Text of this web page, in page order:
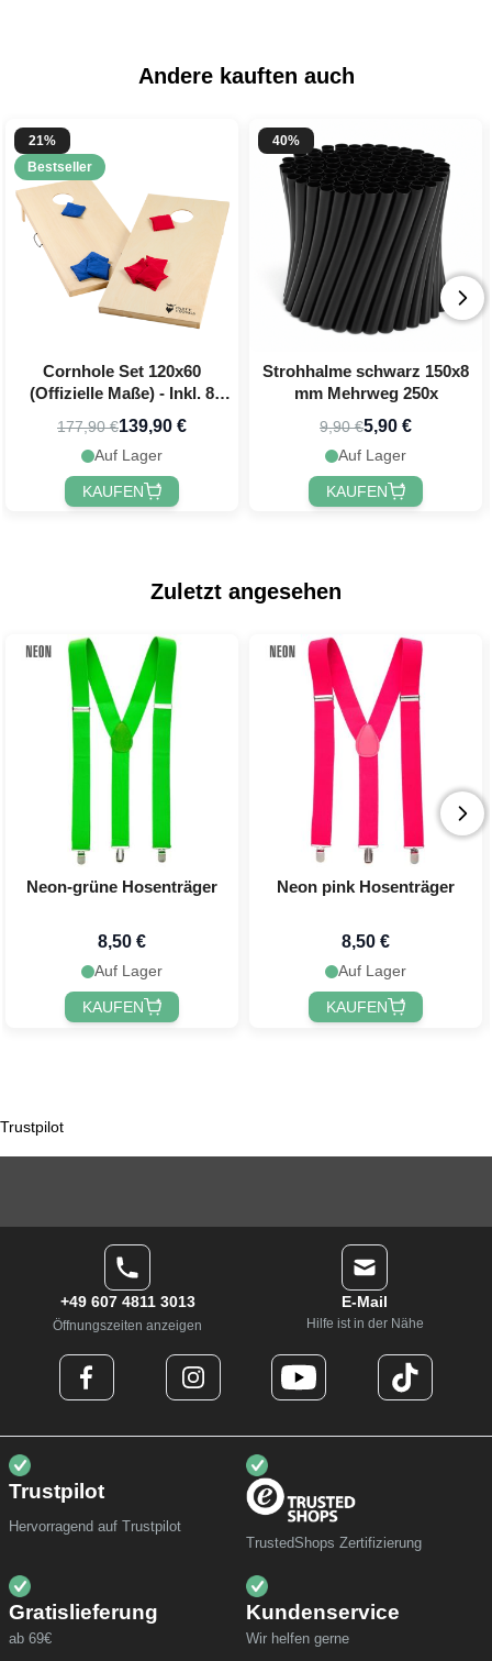
Andere kauften auch
21%
Bestseller
Cornhole Set 120x60
(Offizielle Maße) - Inkl. 8
Wurfbeutel PartyVikings
177,90 €139,90 €
Auf Lager
KAUFEN
40%
Strohhalme schwarz 150x8
mm Mehrweg 250x
9,90 €5,90 €
Auf Lager
KAUFEN
Zuletzt angesehen
Neon-grüne Hosenträger
8,50 €
Auf Lager
KAUFEN
Neon pink Hosenträger
8,50 €
Auf Lager
KAUFEN
Trustpilot
+49 607 4811 3013
Öffnungszeiten anzeigen
E-Mail
Hilfe ist in der Nähe
Trustpilot
Hervorragend auf Trustpilot
TrustedShops Zertifizierung
Gratislieferung
ab 69€
Kundenservice
Wir helfen gerne
festlichen Newsletter anmeldest 🎉
Jetzt registrieren!